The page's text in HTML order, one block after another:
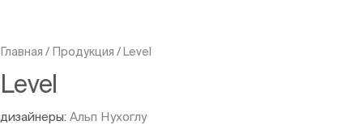
Главная / Продукция / Level
Level
дизайнеры: Альп Нухоглу